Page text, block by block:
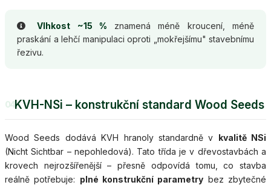
Vlhkost ~15 % znamená méně kroucení, méně
praskání a lehčí manipulaci oproti „mokřejšímu" stavebnímu
řezivu.
04KVH-NSi – konstrukční standard Wood Seeds
Wood Seeds dodává KVH hranoly standardně v kvalitě NSi
(Nicht Sichtbar – nepohledová). Tato třída je v dřevostavbách a
krovech nejrozšířenější – přesně odpovídá tomu, co stavba
reálně potřebuje: plné konstrukční parametry bez zbytečné